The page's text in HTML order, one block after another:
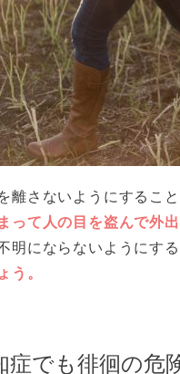
離さないようにするこ
って人の目を盗んで外
明にならないようにす
う。
症でも徘徊の危